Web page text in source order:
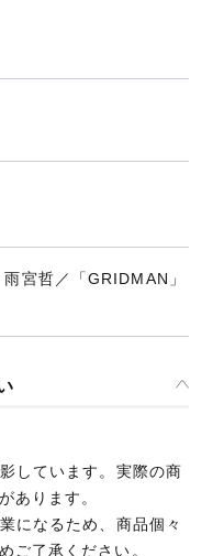
宮哲／「GRIDMAN」
しています。実際の商
あります。
になるため、商品個々
ご了承ください。